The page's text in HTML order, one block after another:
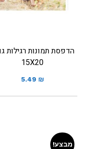
הדפסת תמונות רגילות
15X20
5.49 ₪
מבצע!